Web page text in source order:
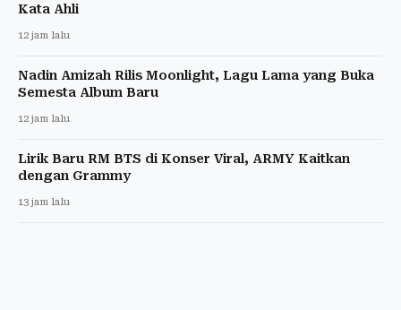
Kata Ahli
12 jam lalu
Nadin Amizah Rilis Moonlight, Lagu Lama yang Buka
Semesta Album Baru
12 jam lalu
Lirik Baru RM BTS di Konser Viral, ARMY Kaitkan
dengan Grammy
13 jam lalu